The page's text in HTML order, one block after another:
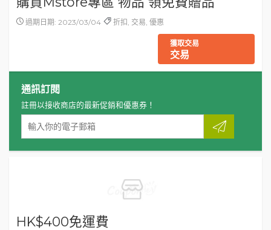
過期日期: 2023/03/04 折扣, 交易, 優惠
獲取交易
交易
通訊訂閱
註冊以接收商店的最新促銷和優惠券！
HK$400免運費